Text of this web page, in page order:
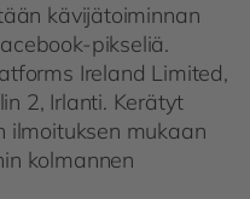
kävijätoiminnan
pikseliä.
Ireland Limited,
2, Irlanti. Kerätyt
ilmoituksen mukaan
kolmannen